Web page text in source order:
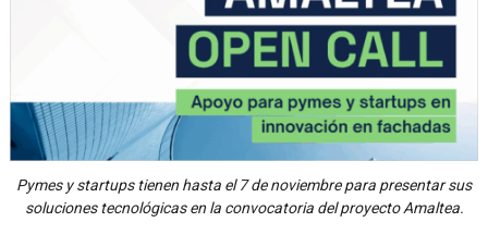
Pymes y startups tienen hasta el 7 de noviembre para presentar sus
soluciones tecnológicas en la convocatoria del proyecto Amaltea.